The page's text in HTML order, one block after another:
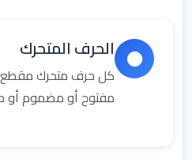
الحرف المتحرك
كل حرف متحرك
مفتوح أو مضموم أو